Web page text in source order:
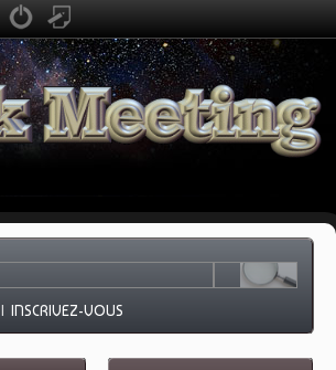
|INSCRIVEZ-VOUS